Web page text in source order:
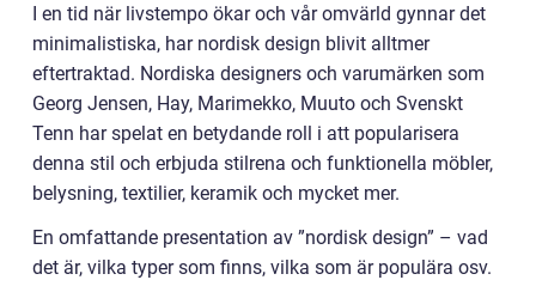
I en tid när livstempo ökar och vår omvärld gynnar det
minimalistiska, har nordisk design blivit alltmer
eftertraktad. Nordiska designers och varumärken som
Georg Jensen, Hay, Marimekko, Muuto och Svenskt
Tenn har spelat en betydande roll i att popularisera
denna stil och erbjuda stilrena och funktionella möbler,
belysning, textilier, keramik och mycket mer.
En omfattande presentation av ”nordisk design” – vad
det är, vilka typer som finns, vilka som är populära osv.